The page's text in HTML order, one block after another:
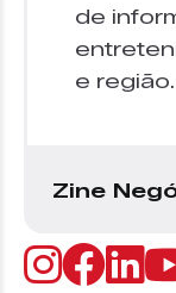
de
e região.
Zine